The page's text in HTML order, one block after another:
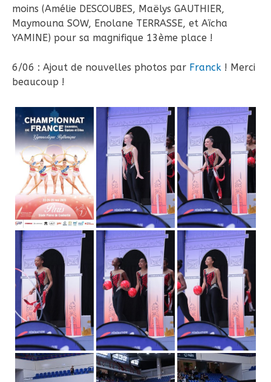
moins (Amélie DESCOUBES, Maëlys GAUTHIER,
Maymouna SOW, Enolane TERRASSE, et Aïcha
YAMINE) pour sa magnifique 13ème place !
6/06 : Ajout de nouvelles photos par Franck ! Merci
beaucoup !